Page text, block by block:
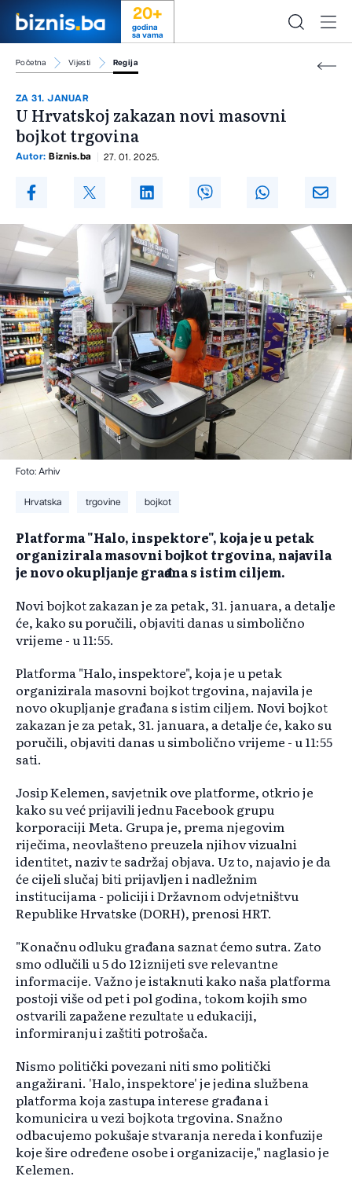
20+
godina
sa vama
Početna Vijesti Regija
ZA 31. JANUAR
U Hrvatskoj zakazan novi masovni
bojkot trgovina
Autor: Biznis.ba 27. 01. 2025.
Foto: Arhiv
Hrvatska trgovine bojkot
Platforma "Halo, inspektore", koja je u petak
organizirala masovni bojkot trgovina, najavila
je novo okupljanje građana s istim ciljem.
Novi bojkot zakazan je za petak, 31. januara, a detalje
će, kako su poručili, objaviti danas u simbolično
vrijeme - u 11:55.
Platforma "Halo, inspektore", koja je u petak
organizirala masovni bojkot trgovina, najavila je
novo okupljanje građana s istim ciljem. Novi bojkot
zakazan je za petak, 31. januara, a detalje će, kako su
poručili, objaviti danas u simbolično vrijeme - u 11:55
sati.
Josip Kelemen, savjetnik ove platforme, otkrio je
kako su već prijavili jednu Facebook grupu
korporaciji Meta. Grupa je, prema njegovim
riječima, neovlašteno preuzela njihov vizualni
identitet, naziv te sadržaj objava. Uz to, najavio je da
će cijeli slučaj biti prijavljen i nadležnim
institucijama - policiji i Državnom odvjetništvu
Republike Hrvatske (DORH), prenosi HRT.
"Konačnu odluku građana saznat ćemo sutra. Zato
smo odlučili u 5 do 12 iznijeti sve relevantne
informacije. Važno je istaknuti kako naša platforma
postoji više od pet i pol godina, tokom kojih smo
ostvarili zapažene rezultate u edukaciji,
informiranju i zaštiti potrošača.
Nismo politički povezani niti smo politički
angažirani. 'Halo, inspektore' je jedina službena
platforma koja zastupa interese građana i
komunicira u vezi bojkota trgovina. Snažno
odbacujemo pokušaje stvaranja nereda i konfuzije
koje šire određene osobe i organizacije," naglasio je
Kelemen.